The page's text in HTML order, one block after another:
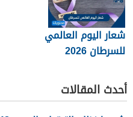
شعار اليوم العالمي
للسرطان 2026
أحدث المقالات